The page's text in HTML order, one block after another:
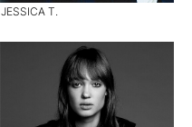
JESSICA T.